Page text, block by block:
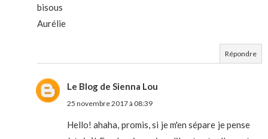
bisous
Aurélie
Répondre
Le Blog de Sienna Lou
25 novembre 2017 à 08:39
Hello! ahaha, promis, si je m'en sépare je pense